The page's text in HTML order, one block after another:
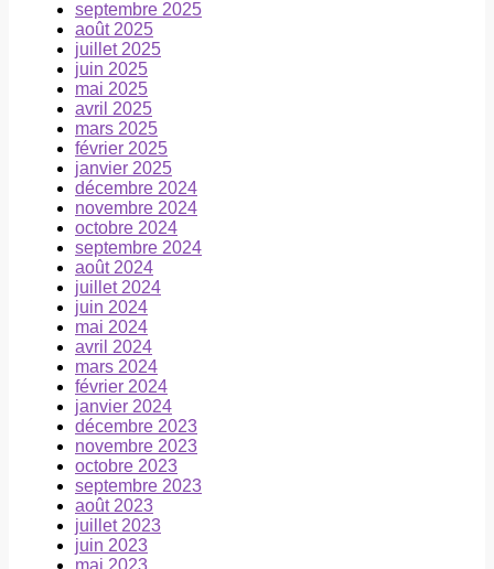
septembre 2025
août 2025
juillet 2025
juin 2025
mai 2025
avril 2025
mars 2025
février 2025
janvier 2025
décembre 2024
novembre 2024
octobre 2024
septembre 2024
août 2024
juillet 2024
juin 2024
mai 2024
avril 2024
mars 2024
février 2024
janvier 2024
décembre 2023
novembre 2023
octobre 2023
septembre 2023
août 2023
juillet 2023
juin 2023
mai 2023